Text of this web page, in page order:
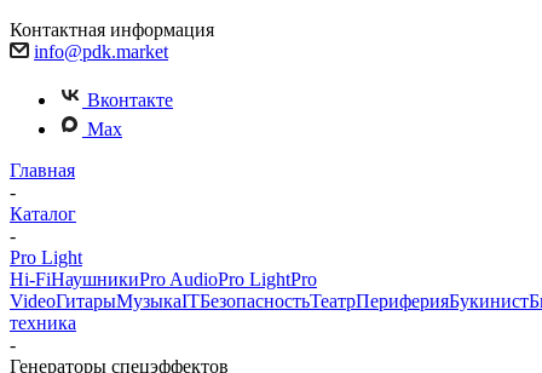
Контактная информация
info@pdk.market
Вконтакте
Max
Главная
-
Каталог
-
Pro Light
Hi-FiНаушникиPro AudioPro LightPro
VideoГитарыМузыкаITБезопасностьТеатрПериферияБукинист
техника
-
Генераторы спецэффектов